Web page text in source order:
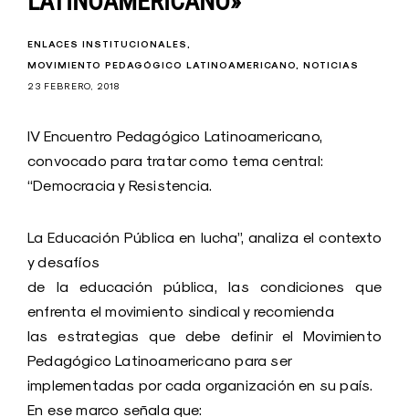
ENLACES INSTITUCIONALES
MOVIMIENTO PEDAGÓGICO LATINOAMERICANO
NOTICIAS
23 FEBRERO, 2018
IV Encuentro Pedagógico Latinoamericano,
convocado para tratar como tema central:
“Democracia y Resistencia.
La Educación Pública en lucha”, analiza el contexto
y desafíos
de la educación pública, las condiciones que
enfrenta el movimiento sindical y recomienda
las estrategias que debe definir el Movimiento
Pedagógico Latinoamericano para ser
implementadas por cada organización en su país.
En ese marco señala que: